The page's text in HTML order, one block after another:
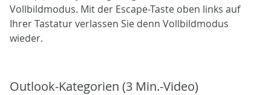
Vollbildmodus. Mit der Escape-Taste oben links auf
Ihrer Tastatur verlassen Sie denn Vollbildmodus
wieder.
Outlook-Kategorien (3 Min.-Video)